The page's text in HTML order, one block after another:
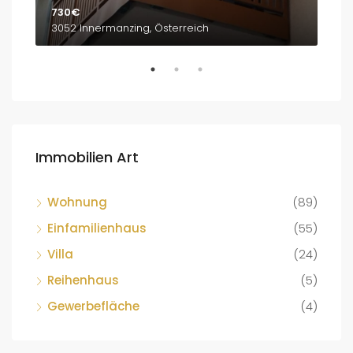
730€
3052 Innermanzing, Österreich
Immobilien Art
Wohnung
(89)
Einfamilienhaus
(55)
Villa
(24)
Reihenhaus
(5)
Gewerbefläche
(4)